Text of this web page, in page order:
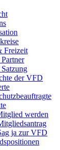
Freizeit
der VFD
werden
ja zur VFD